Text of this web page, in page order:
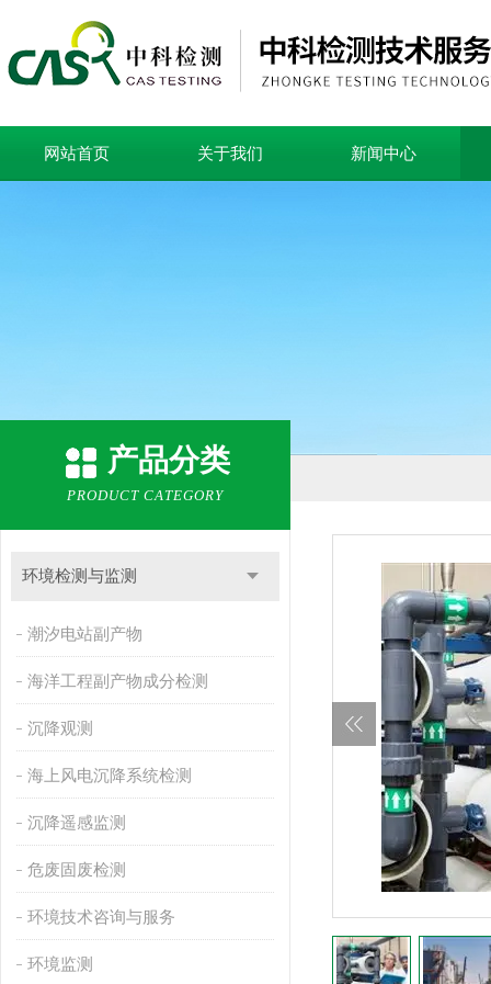
网站首页 关于我们 新闻中心
产品分类
PRODUCT CATEGORY
环境检测与监测
潮汐电站副产物
海洋工程副产物成分检测
沉降观测
海上风电沉降系统检测
沉降遥感监测
危废固废检测
环境技术咨询与服务
环境监测